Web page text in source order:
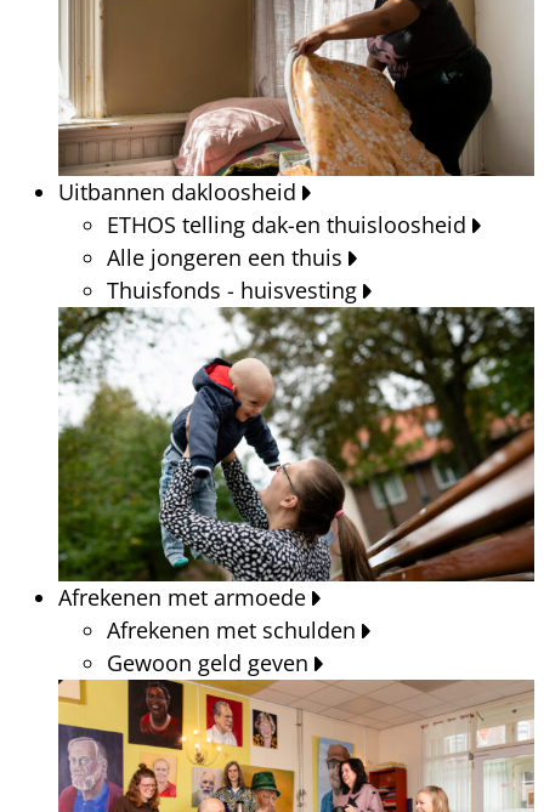
Uitbannen dakloosheid
ETHOS telling dak-en thuisloosheid
Alle jongeren een thuis
Thuisfonds - huisvesting
Afrekenen met armoede
Afrekenen met schulden
Gewoon geld geven